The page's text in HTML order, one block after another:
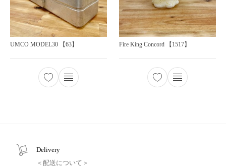
UMCO MODEL30 【63】 Fire King Concord 【1517】
Delivery
＜配送について＞